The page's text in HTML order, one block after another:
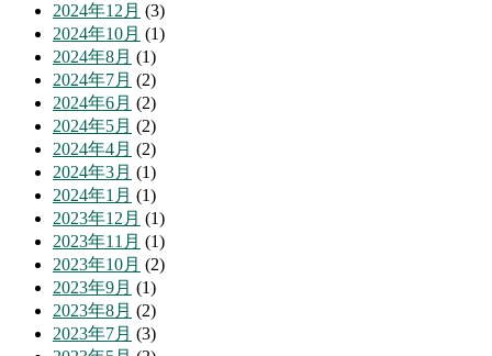
2024年12月 (3)
2024年10月 (1)
2024年8月 (1)
2024年7月 (2)
2024年6月 (2)
2024年5月 (2)
2024年4月 (2)
2024年3月 (1)
2024年1月 (1)
2023年12月 (1)
2023年11月 (1)
2023年10月 (2)
2023年9月 (1)
2023年8月 (2)
2023年7月 (3)